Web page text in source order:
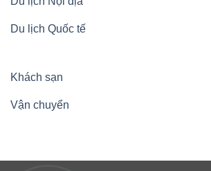
Du lịch Quốc tế
Khách sạn
Vận chuyển